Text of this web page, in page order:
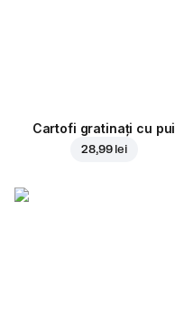
Cartofi gratinați cu pui
28,99 lei